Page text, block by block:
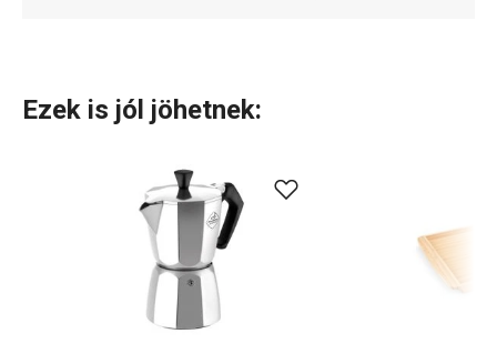
Ezek is jól jöhetnek: